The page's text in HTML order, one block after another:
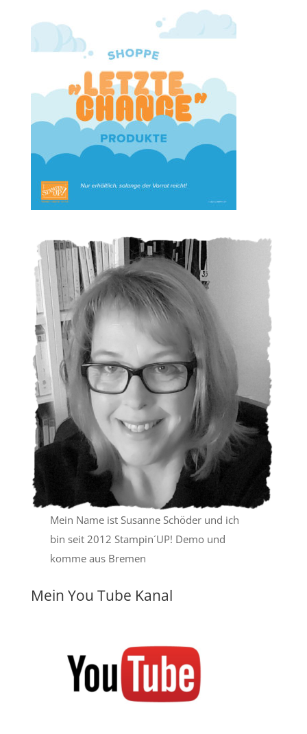
Mein Name ist Susanne Schöder und ich
bin seit 2012 Stampin´UP! Demo und
komme aus Bremen
Mein You Tube Kanal